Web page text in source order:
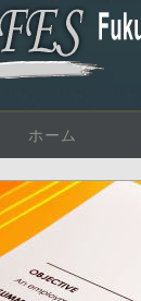
ホーム